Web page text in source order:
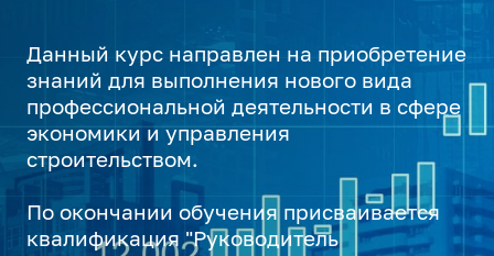
Данный курс направлен на приобретение
знаний для выполнения нового вида
профессиональной деятельности в сфере
экономики и управления
строительством.
По окончании обучения присваивается
квалификация "Руководитель